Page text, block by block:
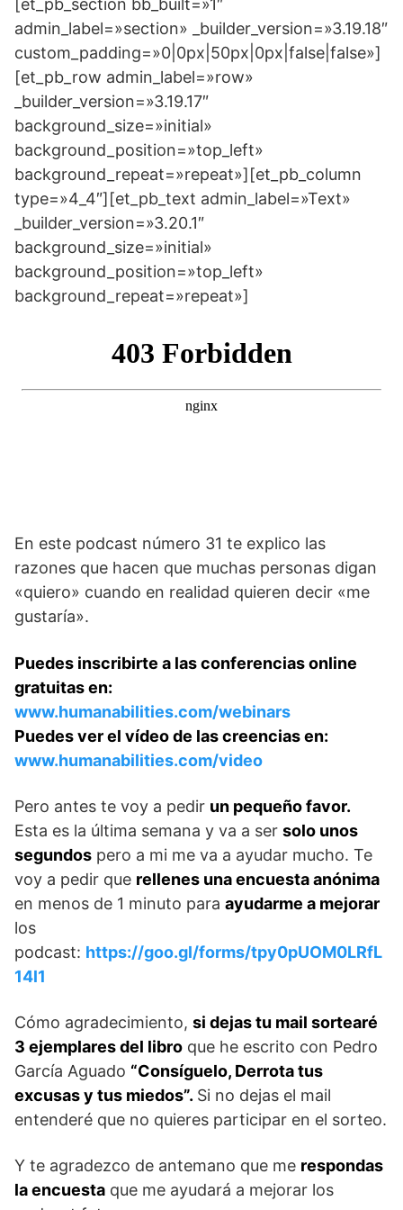
[et_pb_section bb_built=»1″
admin_label=»section» _builder_version=»3.19.18″
custom_padding=»0|0px|50px|0px|false|false»]
[et_pb_row admin_label=»row»
_builder_version=»3.19.17″
background_size=»initial»
background_position=»top_left»
background_repeat=»repeat»][et_pb_column
type=»4_4″][et_pb_text admin_label=»Text»
_builder_version=»3.20.1″
background_size=»initial»
background_position=»top_left»
background_repeat=»repeat»]
En este podcast número 31 te explico las
razones que hacen que muchas personas digan
«quiero» cuando en realidad quieren decir «me
gustaría».
Puedes inscribirte a las conferencias online
gratuitas en:
www.humanabilities.com/webinars
Puedes ver el vídeo de las creencias en:
www.humanabilities.com/video
Pero antes te voy a pedir un pequeño favor.
Esta es la última semana y va a ser solo unos
segundos pero a mi me va a ayudar mucho. Te
voy a pedir que rellenes una encuesta anónima
en menos de 1 minuto para ayudarme a mejorar
los
podcast: https://goo.gl/forms/tpy0pUOM0LRfL
14l1
Cómo agradecimiento, si dejas tu mail sortearé
3 ejemplares del libro que he escrito con Pedro
García Aguado “Consíguelo, Derrota tus
excusas y tus miedos”. Si no dejas el mail
entenderé que no quieres participar en el sorteo.
Y te agradezco de antemano que me respondas
la encuesta que me ayudará a mejorar los